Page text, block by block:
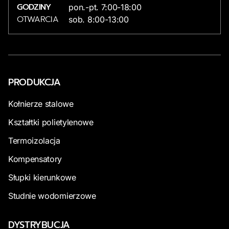
4. WIDOS 4900
połączenia.
Specyfikacja:
Moc:5 kW
Zakres średnic rur: od 20 mm do 160 mm
Czas zgrzewania: 8-20 sekund w zależności
GODZINY
OTWARCIA
pon.-pt. 7:00-18:00
sob. 8:00-13:00
PRODUKCJA
Kołnierze stalowe
Kształtki polietylenowe
Termoizolacja
Kompensatory
Słupki kierunkowe
Studnie wodomierzowe
DYSTRYBUCJA